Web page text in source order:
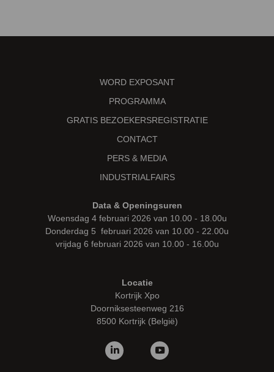
WORD EXPOSANT
PROGRAMMA
GRATIS BEZOEKERSREGISTRATIE
CONTACT
PERS & MEDIA
INDUSTRIALFAIRS
Data & Openingsuren
Woensdag 4 februari 2026 van 10.00 - 18.00u
Donderdag 5 februari 2026 van 10.00 - 22.00u
vrijdag 6 februari 2026 van 10.00 - 16.00u
Locatie
Kortrijk Xpo
Doorniksesteenweg 216
8500 Kortrijk (België)